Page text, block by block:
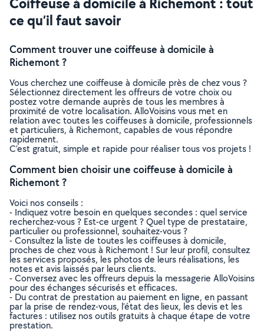
ce qu’il faut savoir
Comment trouver une coiffeuse à domicile à
Richemont ?
Vous cherchez une coiffeuse à domicile près de chez vous ?
Sélectionnez directement les offreurs de votre choix ou
postez votre demande auprès de tous les membres à
proximité de votre localisation. AlloVoisins vous met en
relation avec toutes les coiffeuses à domicile, professionnels
et particuliers, à Richemont, capables de vous répondre
rapidement.
C’est gratuit, simple et rapide pour réaliser tous vos projets !
Comment bien choisir une coiffeuse à domicile à
Richemont ?
Voici nos conseils :
- Indiquez votre besoin en quelques secondes : quel service
recherchez-vous ? Est-ce urgent ? Quel type de prestataire,
particulier ou professionnel, souhaitez-vous ?
- Consultez la liste de toutes les coiffeuses à domicile,
proches de chez vous à Richemont ! Sur leur profil, consultez
les services proposés, les photos de leurs réalisations, les
notes et avis laissés par leurs clients.
- Conversez avec les offreurs depuis la messagerie AlloVoisins
pour des échanges sécurisés et efficaces.
- Du contrat de prestation au paiement en ligne, en passant
par la prise de rendez-vous, l’état des lieux, les devis et les
factures : utilisez nos outils gratuits à chaque étape de votre
prestation.